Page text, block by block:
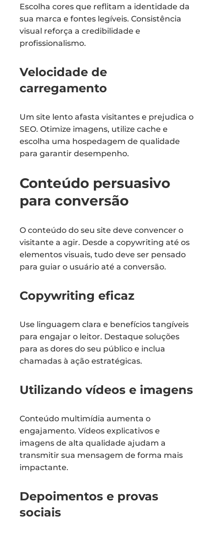
Escolha cores que reflitam a identidade da
sua marca e fontes legíveis. Consistência
visual reforça a credibilidade e
profissionalismo.
Velocidade de
carregamento
Um site lento afasta visitantes e prejudica o
SEO. Otimize imagens, utilize cache e
escolha uma hospedagem de qualidade
para garantir desempenho.
Conteúdo persuasivo
para conversão
O conteúdo do seu site deve convencer o
visitante a agir. Desde a copywriting até os
elementos visuais, tudo deve ser pensado
para guiar o usuário até a conversão.
Copywriting eficaz
Use linguagem clara e benefícios tangíveis
para engajar o leitor. Destaque soluções
para as dores do seu público e inclua
chamadas à ação estratégicas.
Utilizando vídeos e imagens
Conteúdo multimídia aumenta o
engajamento. Vídeos explicativos e
imagens de alta qualidade ajudam a
transmitir sua mensagem de forma mais
impactante.
Depoimentos e provas
sociais